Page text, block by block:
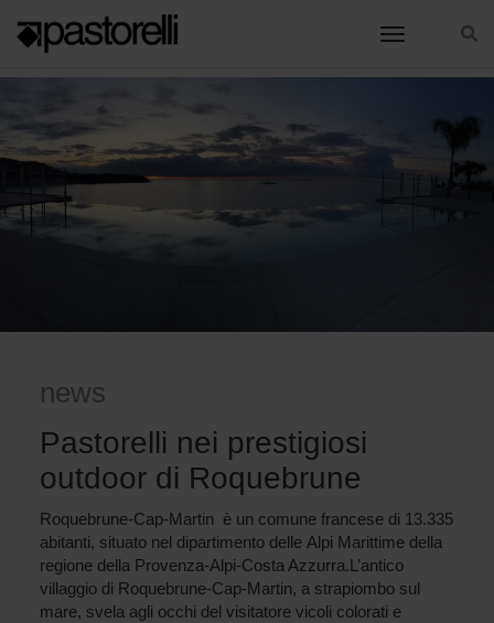
toggle
news
Pastorelli nei prestigiosi
outdoor di Roquebrune
Roquebrune-Cap-Martin è un comune francese di 13.335
abitanti, situato nel dipartimento delle Alpi Marittime della
regione della Provenza-Alpi-Costa Azzurra.L’antico
villaggio di Roquebrune-Cap-Martin, a strapiombo sul
mare, svela agli occhi del visitatore vicoli colorati e